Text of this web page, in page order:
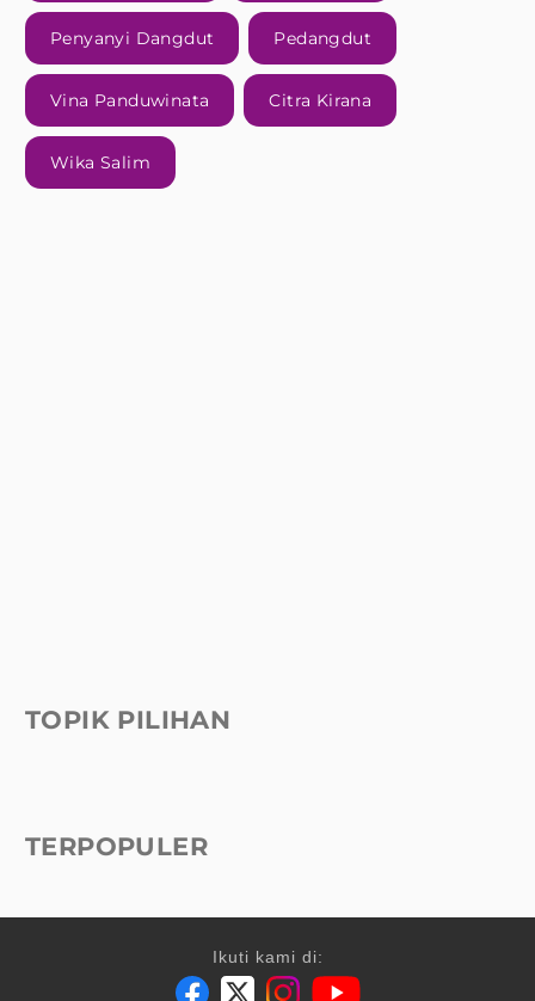
Penyanyi Dangdut Pedangdut
Vina Panduwinata Citra Kirana
Wika Salim
TOPIK PILIHAN
TERPOPULER
Ikuti kami di: